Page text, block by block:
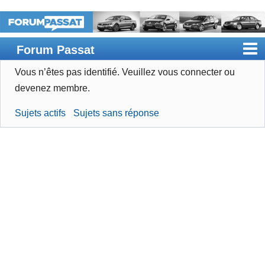
Forum Passat
Accueil
Devenir membre
Vous n’êtes pas identifié. Veuillez vous connecter ou
devenez membre.
Sujets actifs Sujets sans réponse